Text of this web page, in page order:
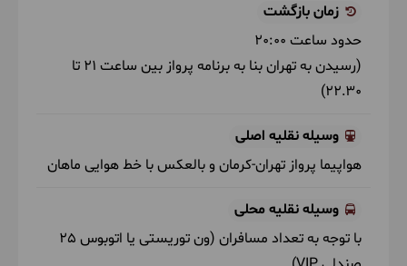
زمان بازگشت
حدود ساعت 20:00
(رسیدن به تهران بنا به برنامه پرواز بین ساعت 21 تا
22.30)
وسیله نقلیه اصلی
هواپیما پرواز تهران-کرمان و بالعکس با خط هوایی ماهان
وسیله نقلیه محلی
با توجه به تعداد مسافران
(ون توریستی یا اتوبوس 25